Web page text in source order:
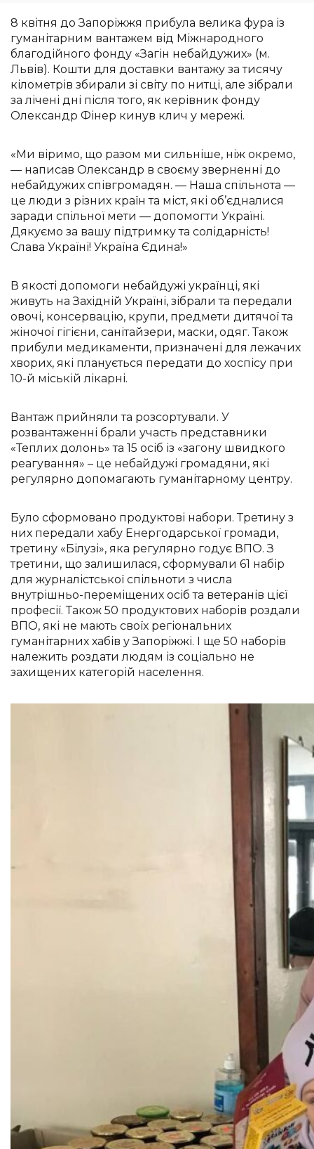
8 квітня до Запоріжжя прибула велика фура із
гуманітарним вантажем від Міжнародного
благодійного фонду «Загін небайдужих» (м.
Львів). Кошти для доставки вантажу за тисячу
кілометрів збирали зі світу по нитці, але зібрали
за лічені дні після того, як керівник фонду
Олександр Фінер кинув клич у мережі.
«Ми віримо, що разом ми сильніше, ніж окремо,
— написав Олександр в своєму зверненні до
небайдужих співгромадян. — Наша спільнота —
це люди з різних країн та міст, які об’єдналися
заради спільної мети — допомогти Україні.
Дякуємо за вашу підтримку та солідарність!
Слава Україні! Україна Єдина!»
В якості допомоги небайдужі українці, які
живуть на Західній Україні, зібрали та передали
овочі, консервацію, крупи, предмети дитячої та
жіночої гігієни, санітайзери, маски, одяг. Також
прибули медикаменти, призначені для лежачих
хворих, які планується передати до хоспісу при
10-й міській лікарні.
Вантаж прийняли та розсортували. У
розвантаженні брали участь представники
«Теплих долонь» та 15 осіб із «загону швидкого
реагування» – це небайдужі громадяни, які
регулярно допомагають гуманітарному центру.
Було сформовано продуктові набори. Третину з
них передали хабу Енергодарської громади,
третину «Білузі», яка регулярно годує ВПО. З
третини, що залишилася, сформували 61 набір
для журналістської спільноти з числа
внутрішньо-переміщених осіб та ветеранів цієї
професії. Також 50 продуктових наборів роздали
ВПО, які не мають своїх регіональних
гуманітарних хабів у Запоріжжі. І ще 50 наборів
належить роздати людям із соціально не
захищених категорій населення.